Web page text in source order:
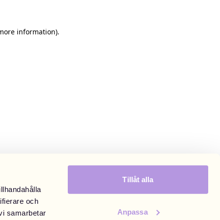
och
samarbetar
Tillåt alla
Anpassa
information).